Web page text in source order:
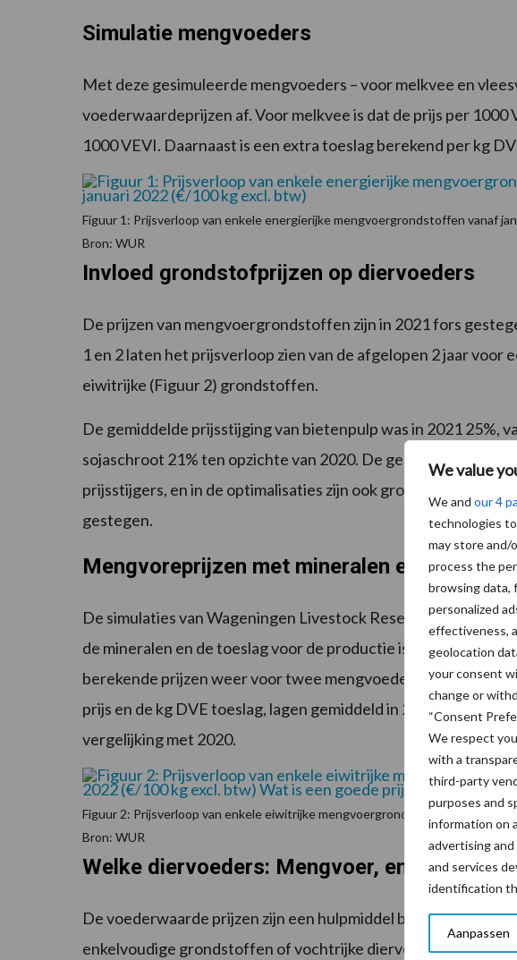
We value
We and our 4
technologies
may store and/
process the
browsing data,
personalized
effectiveness,
geolocation
your consent
change or
“Consent
We respect
with a
third-party
purposes and
information on
advertising
and services
identification
Aanpassen
Simulatie mengvoeders
Met deze gesimuleerde mengvoeders – voor melkvee en
voederwaardeprijzen af. Voor melkvee is dat de prijs per 1000
1000 VEVI. Daarnaast is een extra toeslag berekend per kg
Figuur 1: Prijsverloop van enkele energierijke mengvoergrondstoffen vanaf
Bron: WUR
Invloed grondstofprijzen op diervoeders
De prijzen van mengvoergrondstoffen zijn in 2021 fors
1 en 2 laten het prijsverloop zien van de afgelopen 2 jaar voor
eiwitrijke (Figuur 2) grondstoffen.
De gemiddelde prijsstijging van bietenpulp was in 2021 25%,
sojaschroot 21% ten opzichte van 2020. De genoemde
prijsstijgers, en in de optimalisaties zijn ook grondstoffen
gestegen.
Mengvoreprijzen met mineralen en
De simulaties van Wageningen Livestock Research
de mineralen en de toeslag voor de productie is verrekend.
berekende prijzen weer voor twee mengvoeders. De
prijs en de kg DVE toeslag, lagen gemiddeld in 2021
vergelijking met 2020.
Figuur 2: Prijsverloop van enkele eiwitrijke mengvoergrondstoffen vanaf
Bron: WUR
Welke diervoeders: Mengvoer, enkelvoudig
De voederwaarde prijzen zijn een hulpmiddel bij het maken
enkelvoudige grondstoffen of vochtrijke diervoeders. Die